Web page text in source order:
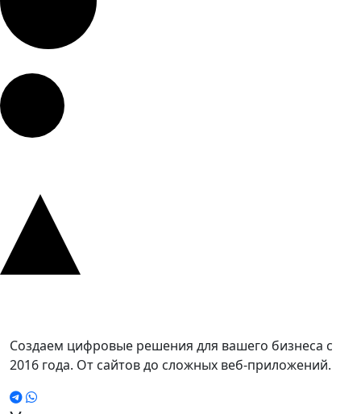
Создаем цифровые решения для вашего бизнеса с
2016 года. От сайтов до сложных веб-приложений.